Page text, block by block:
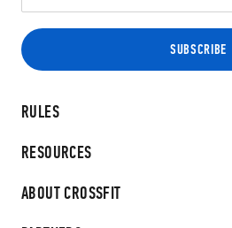
RULES
RESOURCES
ABOUT CROSSFIT